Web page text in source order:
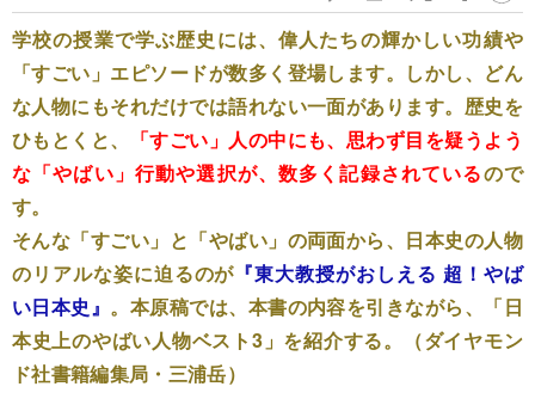
学校の授業で学ぶ歴史には、偉人たちの輝かしい功績や
「すごい」エピソードが数多く登場します。しかし、どん
な人物にもそれだけでは語れない一面があります。歴史を
ひもとくと、
「すごい」人の中にも、思わず目を疑うよう
な「やばい」行動や選択が、数多く記録されているので
す。
そんな「すごい」と「やばい」の両面から、日本史の人物
のリアルな姿に迫るのが 『東大教授がおしえる 超！やば
い日本史』 。本原稿では、本書の内容を引きながら、「日
本史上のやばい人物ベスト3」を紹介する。（ダイヤモン
ド社書籍編集局・三浦岳）